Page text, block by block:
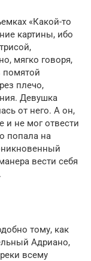
«Какой-то
картины, ибо
мягко говоря,
помятой
плечо,
Девушка
от него. А он,
и не мог отвести
попала на
вести себя
тому, как
Адриано,
всему